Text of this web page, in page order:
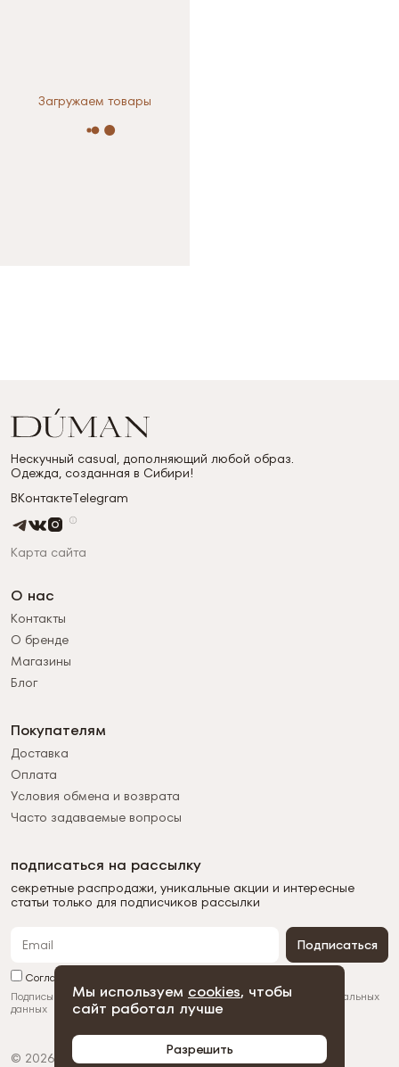
Мы используем cookies, чтобы
сайт работал лучше
Разрешить
Загружаем товары
Нескучный casual, дополняющий любой образ.
Одежда, созданная в Сибири!
ВКонтактеTelegram
Карта сайта
О нас
Контакты
О бренде
Магазины
Блог
Покупателям
Доставка
Оплата
Условия обмена и возврата
Часто задаваемые вопросы
подписаться на рассылку
секретные распродажи, уникальные акции и интересные
статьи только для подписчиков рассылки
Подписаться
Согласен с обработкой персональных данных
Подписываясь на рассылку, вы соглашаетесь с обработкой персональных
данных
© 2026 Duman Политика конфиденциальности